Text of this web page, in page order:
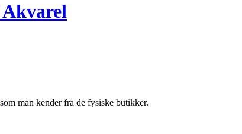
som man kender fra de fysiske butikker.